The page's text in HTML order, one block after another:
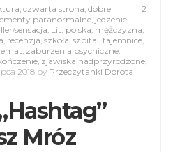
2
, czwarta strona, dobre
paranormalne, jedzenie,
sensacja, Lit. polska, mężczyzna,
, recenzja, szkoła, szpital, tajemnice,
, zaburzenia psychiczne,
, zjawiska nadprzyrodzone,
2018 by Przeczytanki Dorota
Mróz